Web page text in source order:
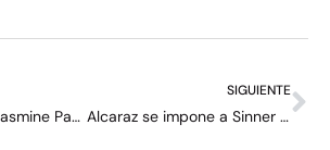
La multicultural Jasmine Paolini, la sorpresa de Roland Garros
SIGUIENTE
Alcaraz se impone a Sinner y buscará ante Zverev el título en Roland Garros